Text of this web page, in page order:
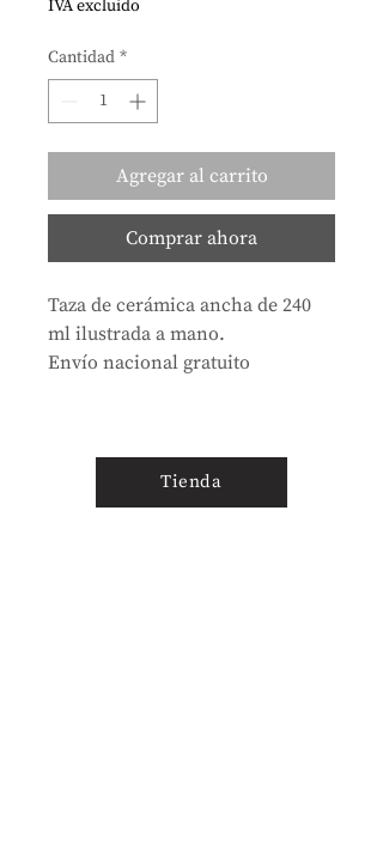
IVA excluido
Cantidad *
Agregar al carrito
Comprar ahora
Taza de cerámica ancha de 240
ml ilustrada a mano.
Envío nacional gratuito
Tienda